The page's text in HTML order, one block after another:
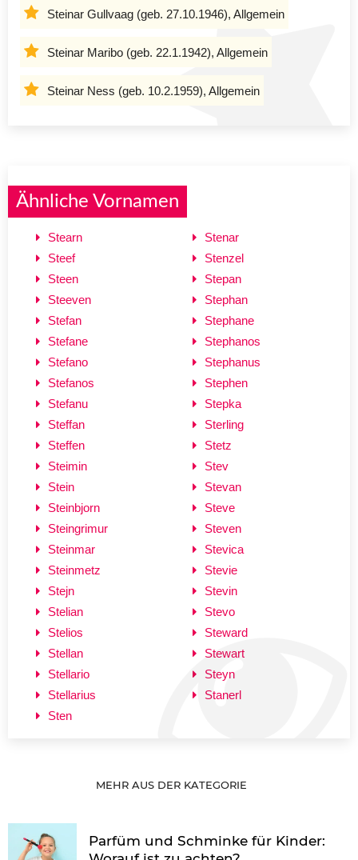
Steinar Gullvaag (geb. 27.10.1946), Allgemein
Steinar Maribo (geb. 22.1.1942), Allgemein
Steinar Ness (geb. 10.2.1959), Allgemein
Ähnliche Vornamen
Stearn
Steef
Steen
Steeven
Stefan
Stefane
Stefano
Stefanos
Stefanu
Steffan
Steffen
Steimin
Stein
Steinbjorn
Steingrimur
Steinmar
Steinmetz
Stejn
Stelian
Stelios
Stellan
Stellario
Stellarius
Sten
Stenar
Stenzel
Stepan
Stephan
Stephane
Stephanos
Stephanus
Stephen
Stepka
Sterling
Stetz
Stev
Stevan
Steve
Steven
Stevica
Stevie
Stevin
Stevo
Steward
Stewart
Steyn
Stanerl
MEHR AUS DER KATEGORIE
Parfüm und Schminke für Kinder: